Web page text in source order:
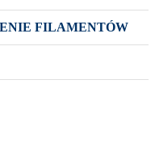
FILAMENTÓW